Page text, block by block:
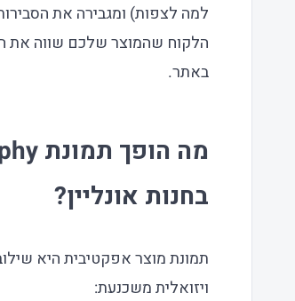
למה לצפות) ומגבירה את
הלקוח שהמוצר שלכם שווה את
באתר.
בחנות אונליין?
תמונת מוצר אפקטיבית היא
ויזואלית משכנעת: